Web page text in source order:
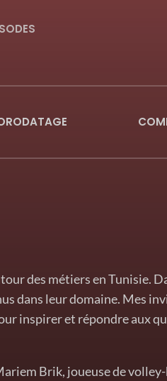
des métiers en Tunisie.
dans leur domaine. Mes
inspirer et répondre aux
Brik, joueuse de